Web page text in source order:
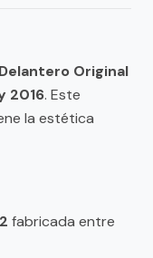
Original
2016. Este
la estética
fabricada entre